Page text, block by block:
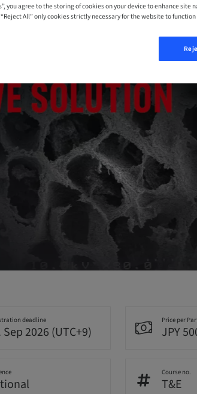
deadline
Sep 2026 (UTC+9)
Price per
JPY
Course no.
T&E
you agree to the storing of cookies on your device to enhance
All” only cookies strictly necessary for the website to